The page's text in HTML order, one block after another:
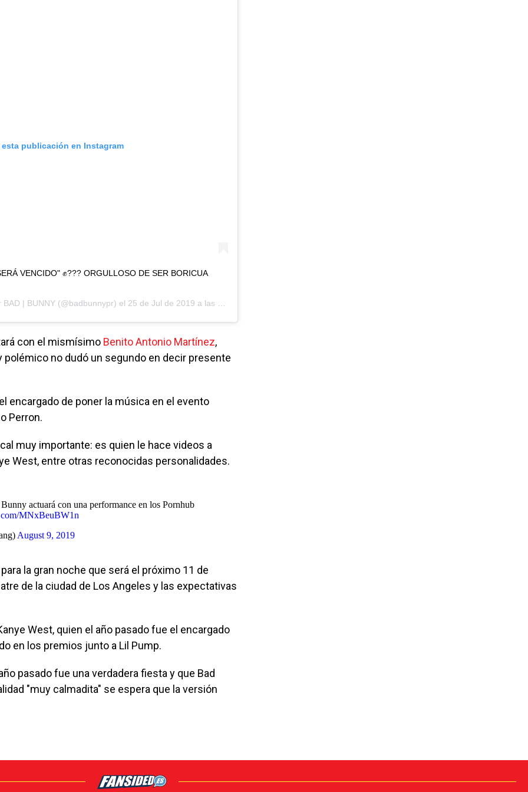
esta publicación en Instagram
VENCIDO" ✊??? ORGULLOSO DE SER BORICUA
BAD | BUNNY (@badbunnypr) el 25 de Jul de 2019 a las 9:42 PDT
con el mismísimo Benito Antonio Martínez,
no dudó un segundo en decir presente
encargado de poner la música en el evento
Perron.
muy importante: es quien le hace videos a
West, entre otras reconocidas personalidades.
actuará con una performance en los Pornhub
MNxBeuBW1n
August 9, 2019
la gran noche que será el próximo 11 de
de la ciudad de Los Angeles y las expectativas
West, quien el año pasado fue el encargado
en los premios junto a Lil Pump.
pasado fue una verdadera fiesta y que Bad
"muy calmadita" se espera que la versión